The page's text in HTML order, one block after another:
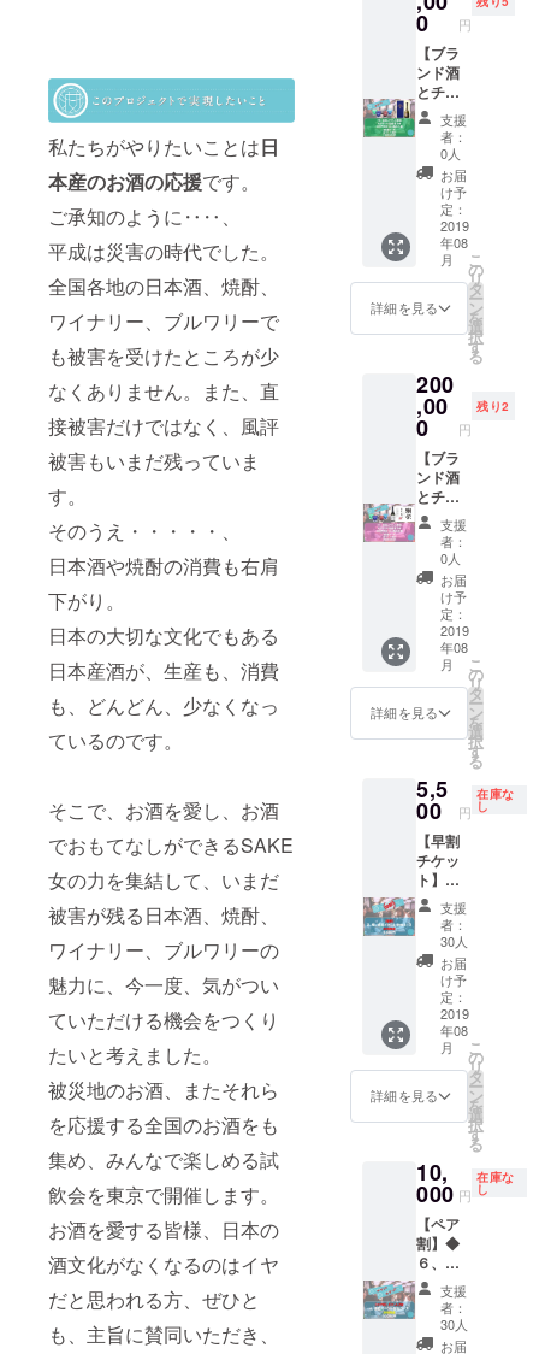
私たちがやりたいことは日
本産のお酒の応援です。
ご承知のように‥‥、
平成は災害の時代でした。
全国各地の日本酒、焼酎、
ワイナリー、ブルワリーで
も被害を受けたところが少
なくありません。また、直
接被害だけではなく、風評
被害もいまだ残っていま
す。
そのうえ・・・・・、
日本酒や焼酎の消費も右肩
下がり。
日本の大切な文化でもある
日本産酒が、生産も、消費
も、どんどん、少なくなっ
ているのです。
そこで、お酒を愛し、お酒
でおもてなしができるSAKE
女の力を集結して、いまだ
被害が残る日本酒、焼酎、
ワイナリー、ブルワリーの
魅力に、今一度、気がつい
ていただける機会をつくり
たいと考えました。
被災地のお酒、またそれら
を応援する全国のお酒をも
集め、みんなで楽しめる試
飲会を東京で開催します。
お酒を愛する皆様、日本の
酒文化がなくなるのはイヤ
だと思われる方、ぜひと
も、主旨に賛同いただき、
セット
（イベ
ント当
日ご提
供） ⑤
mas/m
as製
SAKE
女ロゴ
入りオ
リジナ
ルアク
リル枡
ント当
日ご提
芸能人
は歯が
命！の
アパ
ガード
から
「美白
トライ
アル
セッ
ト」
（イベ
ント当
日ご提
供） ⑦
やわら
して
「奥会
山 天
然炭酸
水」350
㎖
（イベ
ント当
日ご提
に関し
まし
て、 招
待チ
ケット
はメー
ルにて
お送り
します
が、そ
ルに、
１、
改めて
「リ
ターン
ごとの
お酒最
終リス
ト」を
添付し
（メー
カーか
ら直
送） ③
三國
シェフ
オリジ
ナルの
フレン
チおつ
まみ
（イベ
ント当
日ご提
郡山銘
菓「柏
じゅ
う」4個
セット
（イベ
ント当
日ご提
供） ⑤
mas/m
as製
SAKE
女ロゴ
入りオ
リジナ
ルアク
リル枡
（イベ
ント当
芸能人
は歯が
命！の
アパ
ガード
から
「美白
トライ
アル
セッ
ト」
（イベ
ント当
日ご提
⑦ や
わらぎ
て「奥
会津金
山 天
然炭酸
水」350
㎖
（イベ
ント当
日ご提
日ご提
供） ⑥
芸能人
は歯が
命！の
アパ
ガード
から
「美白
トライ
アル
セッ
ト」
ント当
日ご提
供) ⑦
ぎ水と
して
「奥会
津金
山 天
然炭酸
水」350
㎖
（イベ
ント当
日ご提
供）
返信期
間は、8
月29日
(木)から
9月13日
(金)ま
で。 発
送は11
月を予
定して
いま
す。
メー
カー様
から直
送いた
①【令
和維新
SAKE
の会】
（SAK
E女の会
３周年
イベン
ト）招
待券 ②
高級酒1
（720m
l）
（メー
カーか
シェフ
オリジ
ナルの
フレン
チおつ
まみ
（イベ
ント当
日ご提
供） ④
郡山銘
菓「柏
屋 薄
皮まん
う」4個
セット
ント当
日ご提
供） ⑤
mas/m
as製
SAKE
女ロゴ
入りオ
リジナ
ルアク
フレン
チおつ
まみ
（イベ
ント当
日ご提
供） ③
郡山銘
菓「柏
屋 薄
皮まん
じゅ
う」4個
セット
供） ④
mas/m
as製
SAKE
女ロゴ
入りオ
リジナ
ルアク
リル枡
（イベ
ント当
日ご提
供） ⑤
芸能人
は歯が
命！の
アパ
トライ
アル
セッ
ト」
（イベ
ント当
日ご提
供） ⑥
やわら
ぎ水と
して
「奥会
津金
山 天
然炭酸
水」350
㎖
日ご提
供）
待チ
ケット
はメー
ルにて
お送り
します
が、そ
のメー
ルに、
１、
改めて
「選べ
る高級
酒最終
リス
ト」を
添付し
ます
希望の
銘柄を
記入す
る
フォー
ムの
URLを
記載し
ます
プロ
ジェク
ト終了
後に、
ゆっく
りセレ
クトし
てくだ
さい。
ムのご
返信期
間は、8
月29日
(木)から
9月13日
(金)ま
で。
発送は
11月を
予定し
ていま
す。
メー
カー様
す。
①
【令和
維新
SAKE
の会】
（SAK
E女の会
３周年
0 円
【ブラ
ンド酒
とチ
ケッ
ト】
◆10、
当日参
加チ
ケット
＆ブラ
ンド日
本酒１
本＆江
戸切子
ぐい呑
み 直
ス◆ ①
【令和
維新
SAKE
の会】
（SAK
E女の会
３周年
イベン
ト）招
待券 ②
日本酒
１本
(720ml)
「大
七 妙
花蘭
曲」 を
直送。
発送は
11月を
予定。
③ 江戸
切子(華
硝)ぐい
呑み
2
個セッ
トを工
房から
直送。
発送は
11月を
予
定。
シェフ
オリジ
ナルの
フレン
チおつ
まみ
（イベ
ント当
日ご提
支援
者：
0人
お届
け予
定：
2019
年08
月
詳細を見る
こ
の
リ
タ
ー
ン
を
選
択
す
る
200
,00
0 円
残り2
【ブラ
ンド酒
とチ
ケッ
ト】
11、当
日参加
チケッ
ト＆ブ
ランド
日本酒
１本＆
江戸切
子ぐい
呑み
直送
◆ ①
【令和
維新
SAKE
の会】
（SAK
E女の会
３周年
イベン
ト）招
待券 ②
日本酒1
(720ml)
「獺
祭 磨
蔵から
直送。
発送は
11月を
予定。
③ 江戸
切子(華
硝)ぐい
呑み
3
支援
者：
0人
お届
け予
定：
2019
年08
月
詳細を見る
こ
の
リ
タ
ー
ン
を
選
択
す
る
5,5
00 円
在庫な
し
【早割
チケッ
ト】
◆「２
(早)、当
日参加
チケッ
トコー
ス」の
早割◆
★30個
限定★
① 【令
和維新
SAKE
の会】
（SAK
E女の会
３周年
イベン
ト）招
待券 ②
三國
シェフ
オリジ
ナルの
支援
者：
30人
お届
け予
定：
2019
年08
月
詳細を見る
こ
の
リ
タ
ー
ン
を
選
択
す
る
10,
000 円
在庫な
し
【ペア
割】◆
６、当
日参加
チケッ
トコー
ス◆ 以
支援
者：
30人
お届